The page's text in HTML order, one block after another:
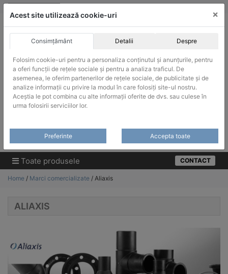
Skip
ACHIZITII PUBLICE
Produsele pot fi achizitionate si in sistemul SEAP / SICAP
Products
Toate produsele CONTACT
Home / Marci comercializate / Aliaxis
ALIAXIS
Acest site utilizează cookie-uri ×
Consimțământ Detalii Despre
Folosim cookie-uri pentru a personaliza conținutul și anunțurile, pentru
a oferi funcții de rețele sociale și pentru a analiza traficul. De
asemenea, le oferim partenerilor de rețele sociale, de publicitate și de
analize informații cu privire la modul în care folosiți site-ul nostru.
Aceștia le pot combina cu alte informații oferite de dvs. sau culese în
urma folosirii serviciilor lor.
Preferinte Accepta toate